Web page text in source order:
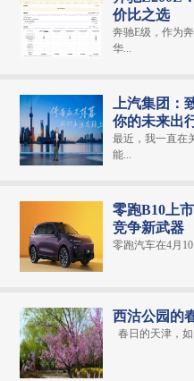
价比之选
奔驰E级，作为
华...
上汽集团：
你的未来出
最近，我一直在
能...
零跑B10上
竞争新武器
零跑汽车在4月
西沽公园的
春日的天津，如